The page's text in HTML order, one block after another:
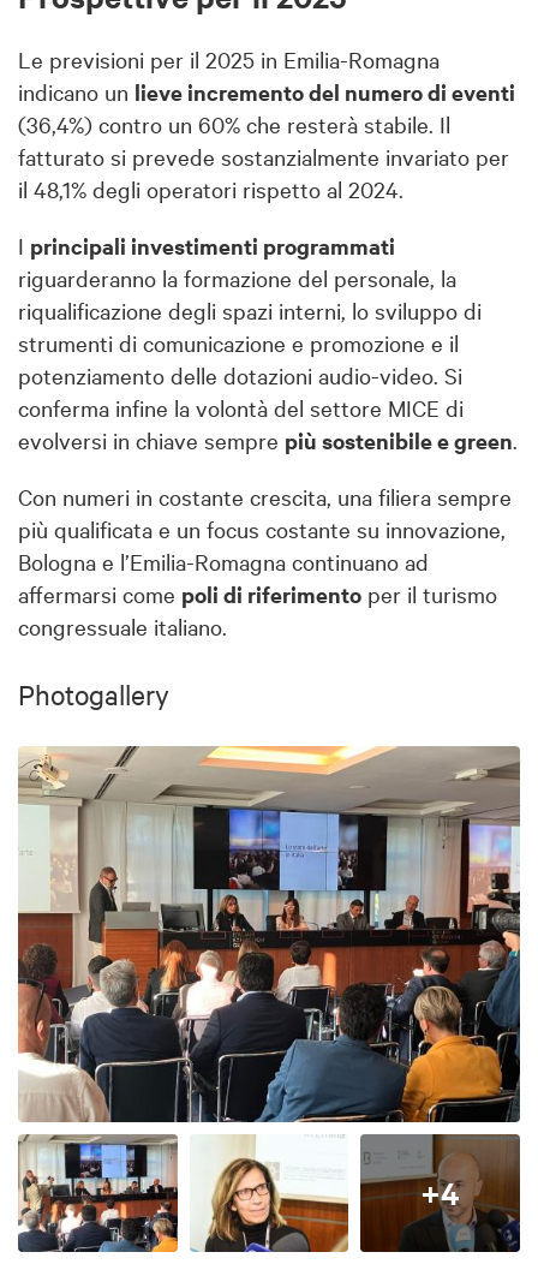
Le previsioni per il 2025 in Emilia-Romagna
indicano un lieve incremento del numero di eventi
(36,4%) contro un 60% che resterà stabile. Il
fatturato si prevede sostanzialmente invariato per
il 48,1% degli operatori rispetto al 2024.
I principali investimenti programmati
riguarderanno la formazione del personale, la
riqualificazione degli spazi interni, lo sviluppo di
strumenti di comunicazione e promozione e il
potenziamento delle dotazioni audio-video. Si
conferma infine la volontà del settore MICE di
evolversi in chiave sempre più sostenibile e green
Con numeri in costante crescita, una filiera sempre
più qualificata e un focus costante su innovazione,
Bologna e l’Emilia-Romagna continuano ad
affermarsi come poli di riferimento per il turismo
congressuale italiano.
Photogallery
+4